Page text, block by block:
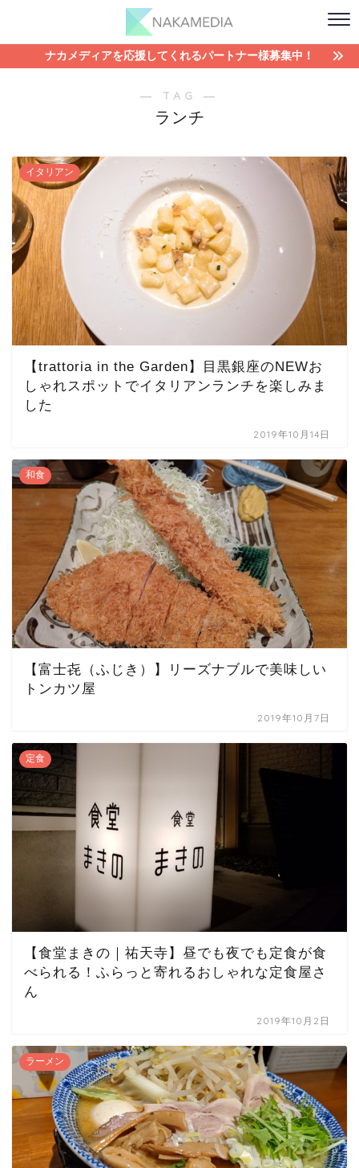
ナカメディアを応援してくれるパートナー様募集中！
― TAG ―
ランチ
イタリアン
【trattoria in the Garden】目黒銀座のNEWお
しゃれスポットでイタリアンランチを楽しみま
した
2019年10月14日
和食
【富士㐂（ふじき）】リーズナブルで美味しい
トンカツ屋
2019年10月7日
定食
【食堂まきの｜祐天寺】昼でも夜でも定食が食
べられる！ふらっと寄れるおしゃれな定食屋さ
ん
2019年10月2日
ラーメン